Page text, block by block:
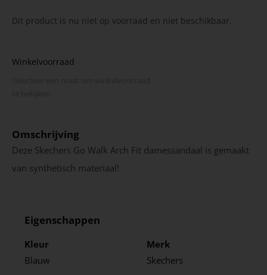
Dit product is nu niet op voorraad en niet beschikbaar.
Winkelvoorraad
Omschrijving
Deze Skechers Go Walk Arch Fit damessandaal is gemaakt
van synthetisch materiaal!
Eigenschappen
Kleur
Blauw
Merk
Skechers